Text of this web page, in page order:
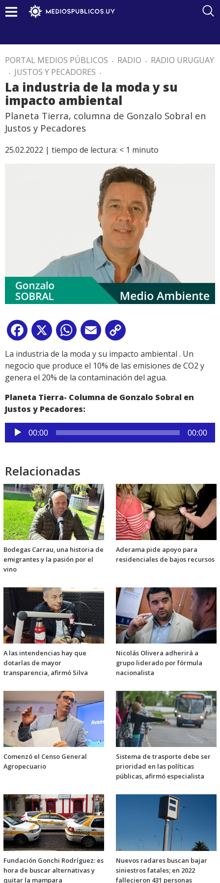
PORTAL MEDIOS PÚBLICOS . RADIO . RADIO URUGUAY
. JUSTOS Y PECADORES .
La industria de la moda y su
impacto ambiental
Planeta Tierra, columna de Gonzalo Sobral en
Justos y Pecadores
25.02.2022 | tiempo de lectura: < 1 minuto
Facebook
X WhatsApp
Email
Link
La industria de la moda y su impacto ambiental . Un
negocio que produce el 10% de las emisiones de CO2 y
genera el 20% de la contaminación del agua.
Planeta Tierra- Columna de Gonzalo Sobral en
Justos y Pecadores:
Reproductor
de
00:00 00:00
Relacionadas
Bodegas Carrau, una historia de
emigrantes y la pasión por el
vino
Aderama pide apoyo para
residenciales de bajos recursos
A las intendencias hay que
dotarlas de mayor
transparencia, afirmó Silva
Nicolás Olivera adherirá a
grupo liderado por fórmula
nacionalista
Comenzó el Censo General
Agropecuario
Sistema de trasporte debe ser
prioridad en las políticas
públicas, afirmó especialista
Fundación Gonchi Rodríguez: es
hora de buscar alternativas y
quitar la mampara
Nuevos radares buscan bajar
siniestros fatales; en 2022
fallecieron 431 personas